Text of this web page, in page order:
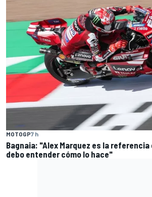
MOTOGP7 h
Bagnaia: "Alex Marquez es la
debo entender cómo lo hace"